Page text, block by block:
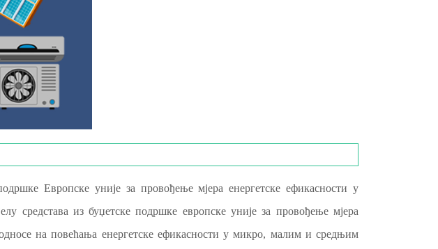
Европске уније за провођење мјера енергетске ефикасности у
средстава из буџетске подршке европске уније за провођење мјера
на повећања енергетске ефикасности у микро, малим и средњим